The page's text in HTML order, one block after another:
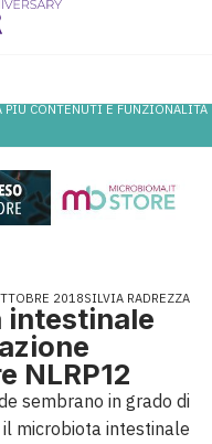
PIÙ CONTENUTI E FUNZIONALITÀ
2018SILVIA RADREZZA
intestinale
NLRP12
sembrano in grado di
microbiota intestinale